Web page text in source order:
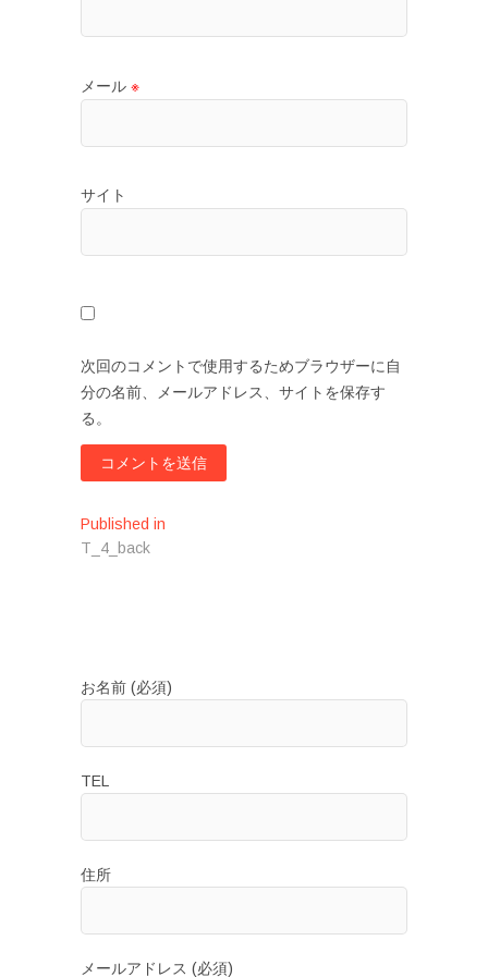
メール ※
サイト
次回のコメントで使用するためブラウザーに自
分の名前、メールアドレス、サイトを保存す
る。
投
稿
ー
シ
ョ
Published in
T_4_back
お名前 (必須)
TEL
住所
メールアドレス (必須)